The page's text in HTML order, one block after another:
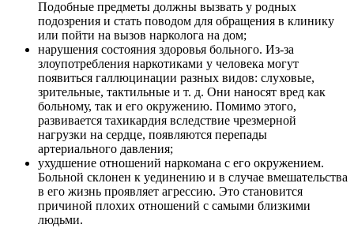
Подобные предметы должны вызвать у родных
подозрения и стать поводом для обращения в клинику
или пойти на вызов нарколога на дом;
нарушения состояния здоровья больного. Из-за
злоупотребления наркотиками у человека могут
появиться галлюцинации разных видов: слуховые,
зрительные, тактильные и т. д. Они наносят вред как
больному, так и его окружению. Помимо этого,
развивается тахикардия вследствие чрезмерной
нагрузки на сердце, появляются перепады
артериального давления;
ухудшение отношений наркомана с его окружением.
Больной склонен к уединению и в случае вмешательства
в его жизнь проявляет агрессию. Это становится
причиной плохих отношений с самыми близкими
людьми.